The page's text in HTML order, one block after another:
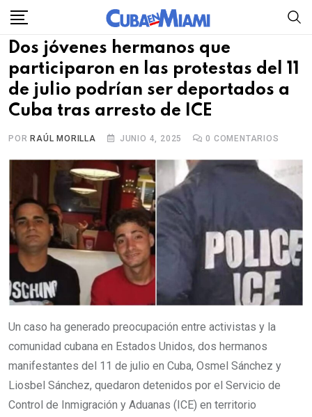
Skip
content
Dos jóvenes hermanos que
participaron en las protestas del 11
de julio podrían ser deportados a
Cuba tras arresto de ICE
POR RAÚL MORILLA JUNIO 4, 2025 0 COMENTARIOS
Un caso ha generado preocupación entre activistas y la
comunidad cubana en Estados Unidos, dos hermanos
manifestantes del 11 de julio en Cuba, Osmel Sánchez y
Liosbel Sánchez, quedaron detenidos por el Servicio de
Control de Inmigración y Aduanas (ICE) en territorio